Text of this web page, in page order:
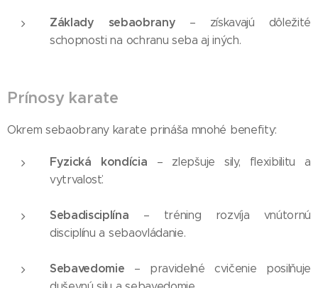
Základy sebaobrany – získavajú dôležité
schopnosti na ochranu seba aj iných.
Prínosy karate
Okrem sebaobrany karate prináša mnohé benefity:
Fyzická kondícia – zlepšuje sily, flexibilitu a
vytrvalosť.
Sebadisciplína – tréning rozvíja vnútornú
disciplínu a sebaovládanie.
Sebavedomie – pravidelné cvičenie posilňuje